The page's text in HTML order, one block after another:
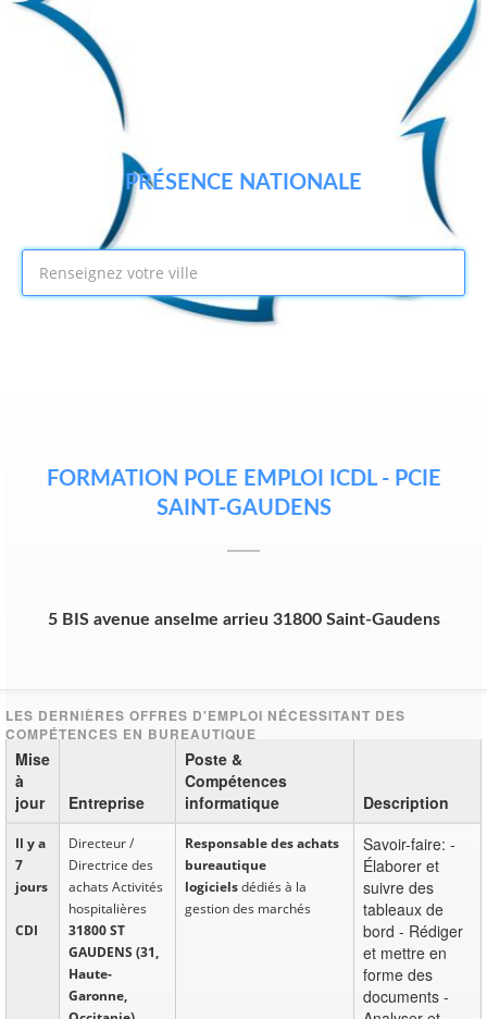
PRÉSENCE NATIONALE
FORMATION POLE EMPLOI ICDL - PCIE
SAINT-GAUDENS
5 BIS avenue anselme arrieu 31800 Saint-Gaudens
Mise
à
jour
Entreprise
Poste &
Compétences
informatique
Description
Il y a
7
jours
CDI
Directeur /
Directrice des
achats Activités
hospitalières
31800 ST
GAUDENS (31,
Haute-
Garonne,
Responsable des achats
bureautique
logicielsdédiés à la
gestion des marchés
Savoir-faire: -
Élaborer et
suivre des
tableaux de
bord - Rédiger
et mettre en
forme des
documents -